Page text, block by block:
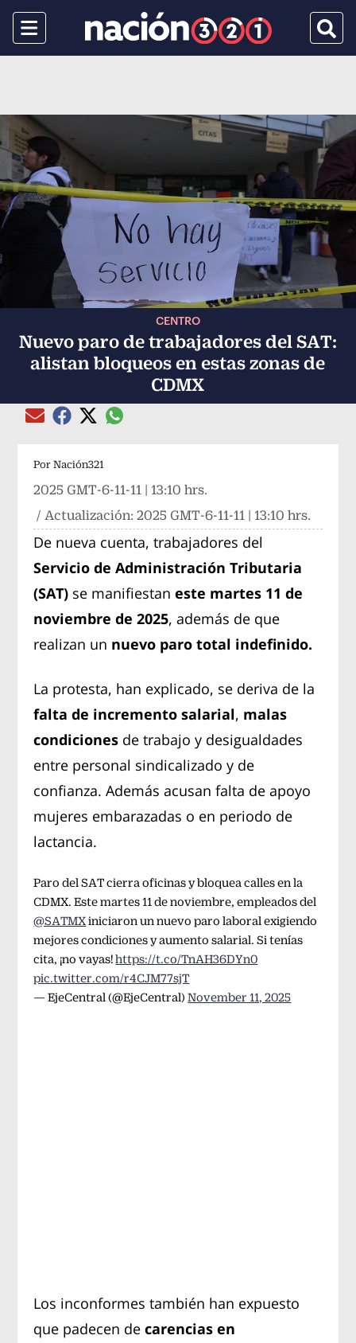
Menu
CENTRO
Nuevo paro de trabajadores del SAT:
alistan bloqueos en estas zonas de
CDMX
Compartir el artículo actual mediante Email
Compartir el artículo actual mediante Facebook
Compartir el artículo actual mediante Twitter
Compartir el artículo actual mediante
Por Nación321
2025 GMT-6-11-11 | 13:10 hrs.
/ Actualización:2025 GMT-6-11-11 | 13:10 hrs.
De nueva cuenta, trabajadores del
Servicio de Administración Tributaria
(SAT) se manifiestan este martes 11 de
noviembre de 2025, además de que
realizan un nuevo paro total indefinido.
La protesta, han explicado, se deriva de la
falta de incremento salarial, malas
condiciones de trabajo y desigualdades
entre personal sindicalizado y de
confianza. Además acusan falta de apoyo
mujeres embarazadas o en periodo de
lactancia.
Paro del SAT cierra oficinas y bloquea calles en la
CDMX. Este martes 11 de noviembre, empleados del
@SATMXiniciaron un nuevo paro laboral exigiendo
mejores condiciones y aumento salarial. Si tenías
cita, ¡no vayas!https://t.co/TnAH36DYn0
pic.twitter.com/r4CJM77sjT
— EjeCentral (@EjeCentral)November 11, 2025
Los inconformes también han expuesto
que padecen decarencias en